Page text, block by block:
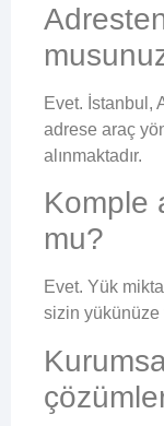
Evet. İstanbul,
adrese araç
alınmaktadır.
Komple
mu?
Evet. Yük
sizin yükünüze